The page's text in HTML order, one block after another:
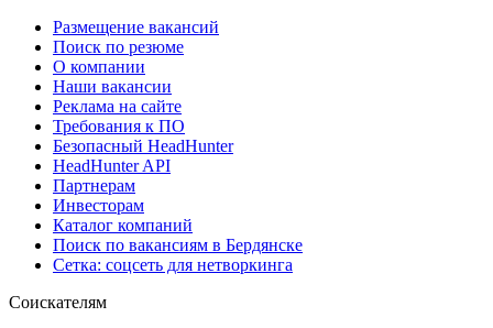
Размещение вакансий
Поиск по резюме
О компании
Наши вакансии
Реклама на сайте
Требования к ПО
Безопасный HeadHunter
HeadHunter API
Партнерам
Инвесторам
Каталог компаний
Поиск по вакансиям в Бердянске
Сетка: соцсеть для нетворкинга
Соискателям